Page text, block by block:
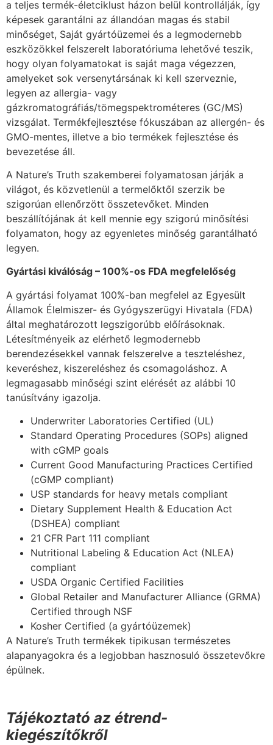
a teljes termék-életciklust házon belül kontrollálják, így
képesek garantálni az állandóan magas és stabil
minőséget, Saját gyártóüzemei és a legmodernebb
eszközökkel felszerelt laboratóriuma lehetővé teszik,
hogy olyan folyamatokat is saját maga végezzen,
amelyeket sok versenytársának ki kell szerveznie,
legyen az allergia- vagy
gázkromatográfiás/tömegspektrométeres (GC/MS)
vizsgálat. Termékfejlesztése fókuszában az allergén- és
GMO-mentes, illetve a bio termékek fejlesztése és
bevezetése áll.
A Nature’s Truth szakemberei folyamatosan járják a
világot, és közvetlenül a termelőktől szerzik be
szigorúan ellenőrzött összetevőket. Minden
beszállítójának át kell mennie egy szigorú minősítési
folyamaton, hogy az egyenletes minőség garantálható
legyen.
Gyártási kiválóság – 100%-os FDA megfelelőség
A gyártási folyamat 100%-ban megfelel az Egyesült
Államok Élelmiszer- és Gyógyszerügyi Hivatala (FDA)
által meghatározott legszigorúbb előírásoknak.
Létesítményeik az elérhető legmodernebb
berendezésekkel vannak felszerelve a teszteléshez,
keveréshez, kiszereléshez és csomagoláshoz. A
legmagasabb minőségi szint elérését az alábbi 10
tanúsítvány igazolja.
Underwriter Laboratories Certified (UL)
Standard Operating Procedures (SOPs) aligned
with cGMP goals
Current Good Manufacturing Practices Certified
(cGMP compliant)
USP standards for heavy metals compliant
Dietary Supplement Health & Education Act
(DSHEA) compliant
21 CFR Part 111 compliant
Nutritional Labeling & Education Act (NLEA)
compliant
USDA Organic Certified Facilities
Global Retailer and Manufacturer Alliance (GRMA)
Certified through NSF
Kosher Certified (a gyártóüzemek)
A Nature’s Truth termékek tipikusan természetes
alapanyagokra és a legjobban hasznosuló összetevőkre
épülnek.
Tájékoztató az étrend-
kiegészítőkről